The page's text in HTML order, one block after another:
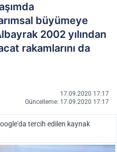
büyümeye
2002 yılından
rakamlarını da
17.09.2020 17:17
Güncelleme: 17.09.2020 17:17
tercih edilen kaynak